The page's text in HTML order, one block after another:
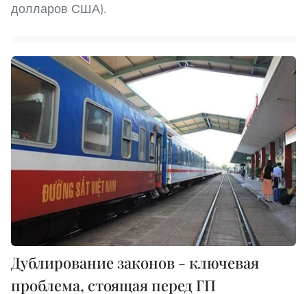
долларов США).
Дублирование законов - ключевая
проблема, стоящая перед ГП